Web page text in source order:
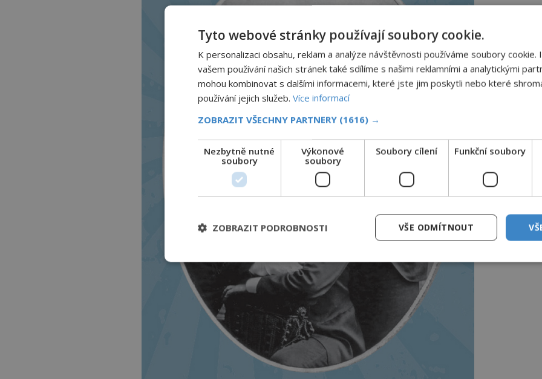
Tyto webové stránky používají soubory cookie.
K personalizaci obsahu, reklam a analýze návštěvnosti používáme soubory cookie.
vašem používání našich stránek také sdílíme s našimi reklamními a analytickými
mohou kombinovat s dalšími informacemi, které jste jim poskytli nebo které
používání jejich služeb. Více informací
ZOBRAZIT VŠECHNY PARTNERY (1616) →
Nezbytně nutné
soubory
Výkonové
soubory
Soubory cílení Funkční soubory
VŠE ODMÍTNOUT
ZOBRAZIT PODROBNOSTI